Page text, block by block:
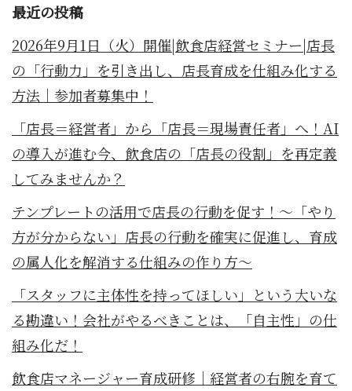
最近の投稿
2026年9月1日（火）開催|飲食店経営セミナー|店長
の「行動力」を引き出し、店長育成を仕組み化する
方法｜参加者募集中！
「店長＝経営者」から「店長＝現場責任者」へ！AI
の導入が進む今、飲食店の「店長の役割」を再定義
してみませんか？
テンプレートの活用で店長の行動を促す！～「やり
方が分からない」店長の行動を確実に促進し、育成
の属人化を解消する仕組みの作り方～
「スタッフに主体性を持ってほしい」という大いな
る勘違い！会社がやるべきことは、「自主性」の仕
組み化だ！
飲食店マネージャー育成研修｜経営者の右腕を育て